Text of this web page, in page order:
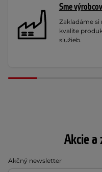
Sme
Zakladáme si
kvalite
služieb.
Akcie a
Akčný newsletter